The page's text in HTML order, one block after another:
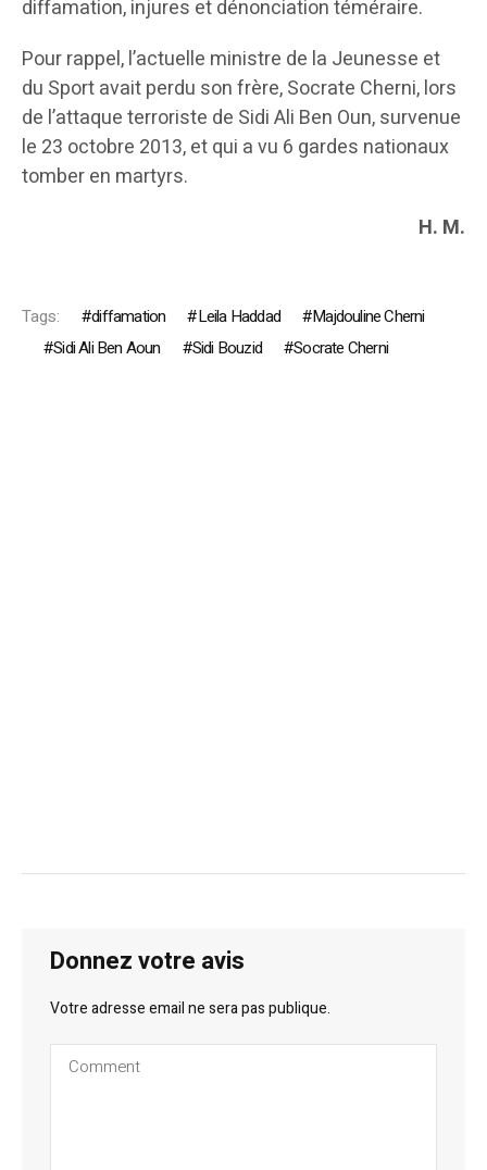
diffamation, injures et dénonciation téméraire.
Pour rappel, l’actuelle ministre de la Jeunesse et
du Sport avait perdu son frère, Socrate Cherni, lors
de l’attaque terroriste de Sidi Ali Ben Oun, survenue
le 23 octobre 2013, et qui a vu 6 gardes nationaux
tomber en martyrs.
H. M.
Tags: diffamation Leila Haddad
Majdouline Cherni
Sidi Ali Ben Aoun
Sidi Bouzid Socrate Cherni
Donnez votre avis
Votre adresse email ne sera pas publique.